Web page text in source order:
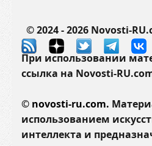
© 2024 - 2026 Novosti-
При использовании
ссылка на Novosti-
© novosti-ru.com.
использованием
интеллекта и